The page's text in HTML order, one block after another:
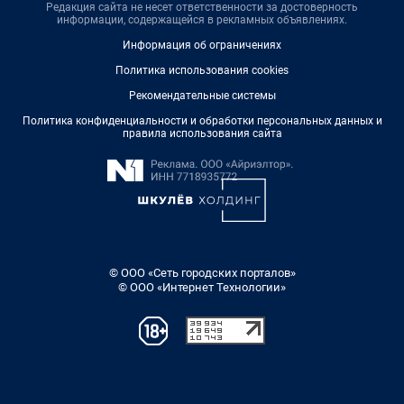
Редакция сайта не несет ответственности за достоверность
информации, содержащейся в рекламных объявлениях.
Информация об ограничениях
Политика использования cookies
Рекомендательные системы
Политика конфиденциальности и обработки персональных данных и
правила использования сайта
© ООО «Сеть городских порталов»
© ООО «Интернет Технологии»